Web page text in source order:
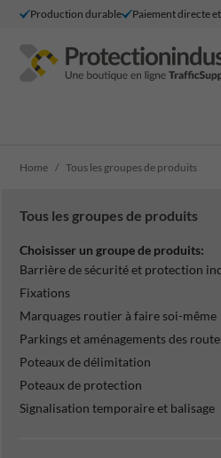
Production durable Paiement directe
Home Tous les groupes de produits
Tous les groupes de produits
Choisisser un groupe de produits:
Barrière de sécurité et protection
Fixations
Marquages routier à faire soi-même
Parkings et aménagements des
Poteaux de délimitation
Poteaux de protection
Signalisation temporaire et balisage